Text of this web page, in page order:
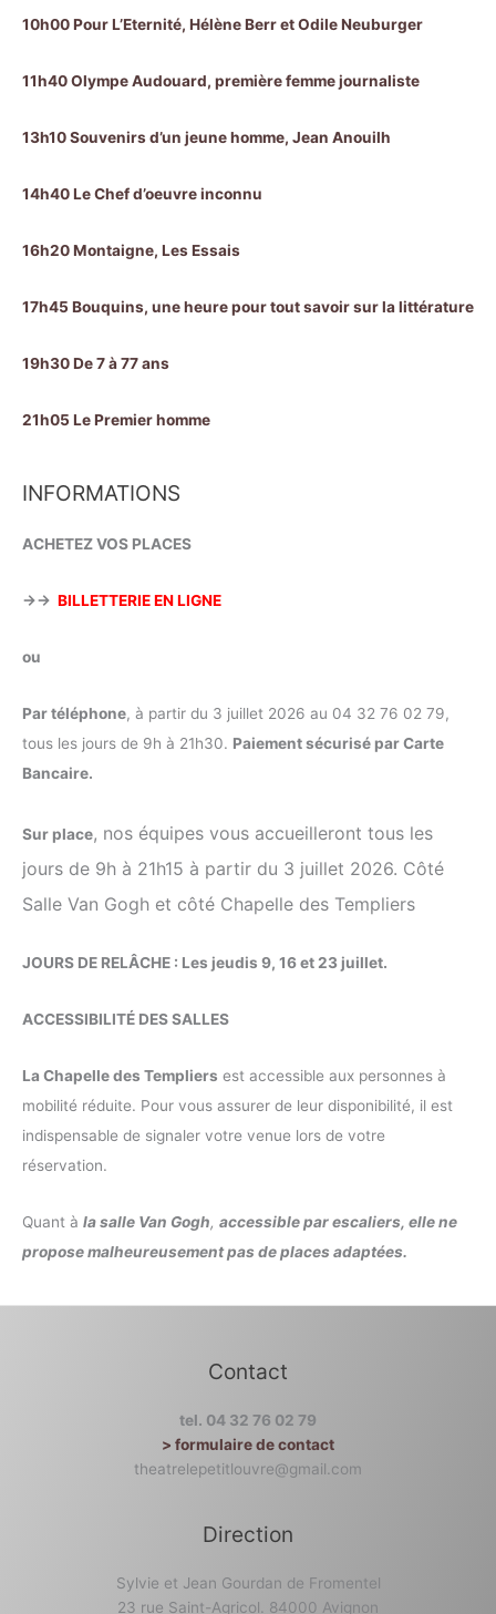
10h00 Pour L’Eternité, Hélène Berr et Odile Neuburger
11h40 Olympe Audouard, première femme journaliste
13h10 Souvenirs d’un jeune homme, Jean Anouilh
14h40 Le Chef d’oeuvre inconnu
16h20 Montaigne, Les Essais
17h45 Bouquins, une heure pour tout savoir sur la littérature
19h30 De 7 à 77 ans
21h05 Le Premier homme
INFORMATIONS
ACHETEZ VOS PLACES
→→ BILLETTERIE EN LIGNE
ou
Par téléphone, à partir du 3 juillet 2026 au 04 32 76 02 79,
tous les jours de 9h à 21h30. Paiement sécurisé par Carte
Bancaire.
Sur place, nos équipes vous accueilleront tous les
jours de 9h à 21h15 à partir du 3 juillet 2026. Côté
Salle Van Gogh et côté Chapelle des Templiers
JOURS DE RELÂCHE : Les jeudis 9, 16 et 23 juillet.
ACCESSIBILITÉ DES SALLES
La Chapelle des Templiers est accessible aux personnes à
mobilité réduite. Pour vous assurer de leur disponibilité, il est
indispensable de signaler votre venue lors de votre
réservation.
Quant à la salle Van Gogh, accessible par escaliers, elle ne
propose malheureusement pas de places adaptées.
Contact
tel. 04 32 76 02 79
> formulaire de contact
theatrelepetitlouvre@gmail.com
Direction
Sylvie et Jean Gourdan de Fromentel
23 rue Saint-Agricol. 84000 Avignon